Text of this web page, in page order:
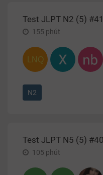
Test JLPT N2 (5) #41
155 phút
LNQ
N2
Test JLPT N5 (5) #40
105 phút